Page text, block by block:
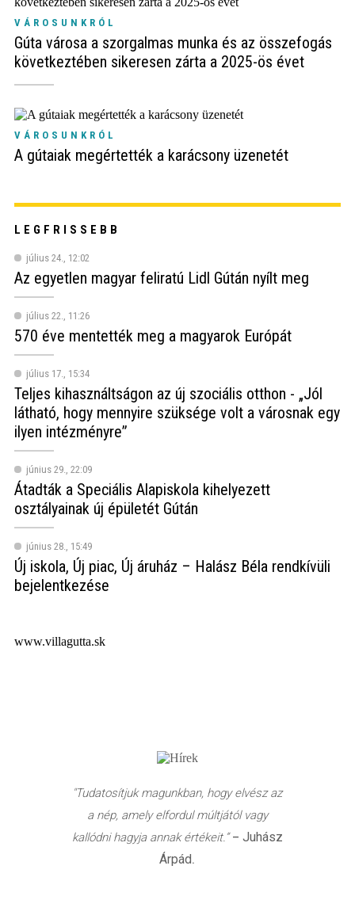
VÁROSUNKRÓL
Gúta városa a szorgalmas munka és az összefogás
következtében sikeresen zárta a 2025-ös évet
VÁROSUNKRÓL
A gútaiak megértették a karácsony üzenetét
LEGFRISSEBB
július 24., 12:02
Az egyetlen magyar feliratú Lidl Gútán nyílt meg
július 22., 11:26
570 éve mentették meg a magyarok Európát
július 17., 15:34
Teljes kihasználtságon az új szociális otthon - „Jól
látható, hogy mennyire szüksége volt a városnak egy
ilyen intézményre”
június 29., 22:09
Átadták a Speciális Alapiskola kihelyezett
osztályainak új épületét Gútán
június 28., 15:49
Új iskola, Új piac, Új áruház – Halász Béla rendkívüli
bejelentkezése
www.villagutta.sk
"Tudatosítjuk magunkban, hogy elvész az
a nép, amely elfordul múltjától vagy
kallódni hagyja annak értékeit.”– Juhász
Árpád.